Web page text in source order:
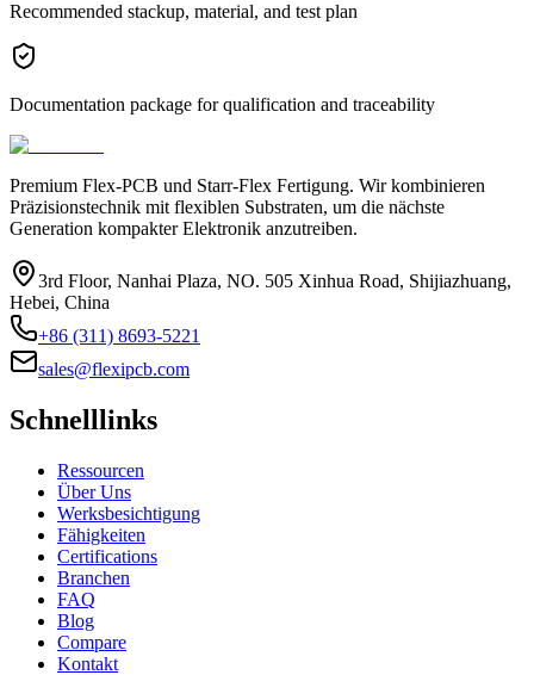
Recommended stackup, material, and test plan
Documentation package for qualification and traceability
Premium Flex-PCB und Starr-Flex Fertigung. Wir kombinieren
Präzisionstechnik mit flexiblen Substraten, um die nächste
Generation kompakter Elektronik anzutreiben.
3rd Floor, Nanhai Plaza, NO. 505 Xinhua Road, Shijiazhuang,
Hebei, China
+86 (311) 8693-5221
sales@flexipcb.com
Schnelllinks
Ressourcen
Über Uns
Werksbesichtigung
Fähigkeiten
Certifications
Branchen
FAQ
Blog
Compare
Kontakt